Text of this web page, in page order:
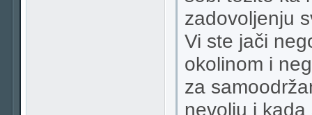
zadovoljenju
Vi ste jači
okolinom i
za
nevolju i